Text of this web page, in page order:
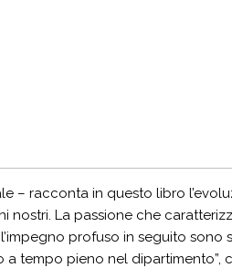
– racconta in questo libro
nostri. La passione che
profuso in seguito sono
tempo pieno nel dipartimento”,